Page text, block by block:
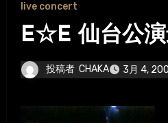
live concert
E☆E 仙台公演
投稿者 CHAKA 3月 4,